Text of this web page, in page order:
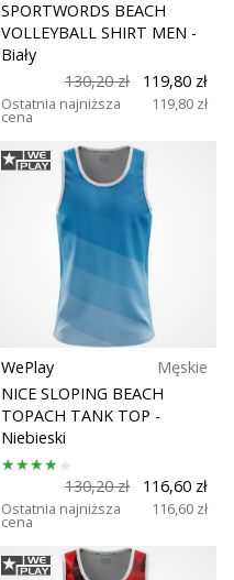
SPORTWORDS BEACH
VOLLEYBALL SHIRT MEN -
Biały
130,20 zł
119,80 zł
Ostatnia najniższa
cena
119,80 zł
WePlay
Męskie
NICE SLOPING BEACH
TOPACH TANK TOP -
Niebieski
130,20 zł 116,60 zł
Ostatnia najniższa
cena
116,60 zł